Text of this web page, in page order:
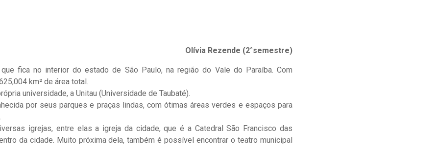
Olívia Rezende (2°semestre)
que fica no interior do estado de São Paulo, na região do Vale do Paraíba. Com
km² de área total.
universidade, a Unitau (Universidade de Taubaté).
por seus parques e praças lindas, com ótimas áreas verdes e espaços para
igrejas, entre elas a igreja da cidade, que é a Catedral São Francisco das
da cidade. Muito próxima dela, também é possível encontrar o teatro municipal